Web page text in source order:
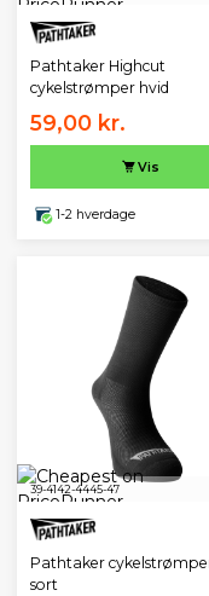
Pathtaker Highcut
cykelstrømper hvid
59,00 kr.
Vis
1-2 hverdage
39-4142-4445-47
Pathtaker
sort